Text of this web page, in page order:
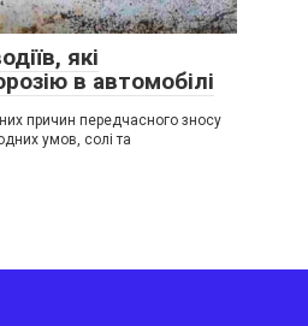
які
в автомобілі
причин передчасного зносу
умов, солі та